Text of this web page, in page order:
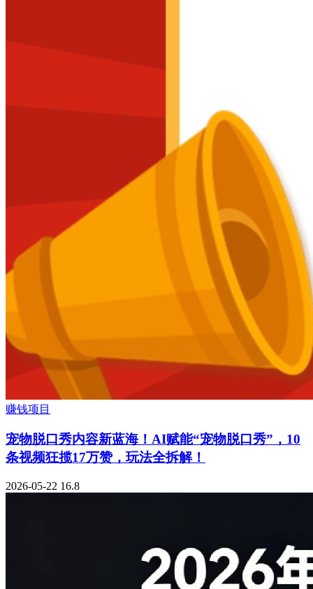
赚钱项目
宠物脱口秀内容新蓝海！AI赋能“宠物脱口秀”，10
条视频狂揽17万赞，玩法全拆解！
2026-05-22 16.8